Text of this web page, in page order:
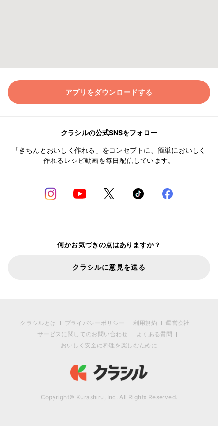
アプリをダウンロードする
クラシルの公式SNSをフォロー
「きちんとおいしく作れる」をコンセプトに、簡単においしく
作れるレシピ動画を毎日配信しています。
何かお気づきの点はありますか？
クラシルに意見を送る
クラシルとは プライバシーポリシー 利用規約
運営会社
サービスに関してのお問い合わせ
よくある質問
おいしく安全に料理を楽しむために
Copyright© Kurashiru, Inc. All Rights Reserved.